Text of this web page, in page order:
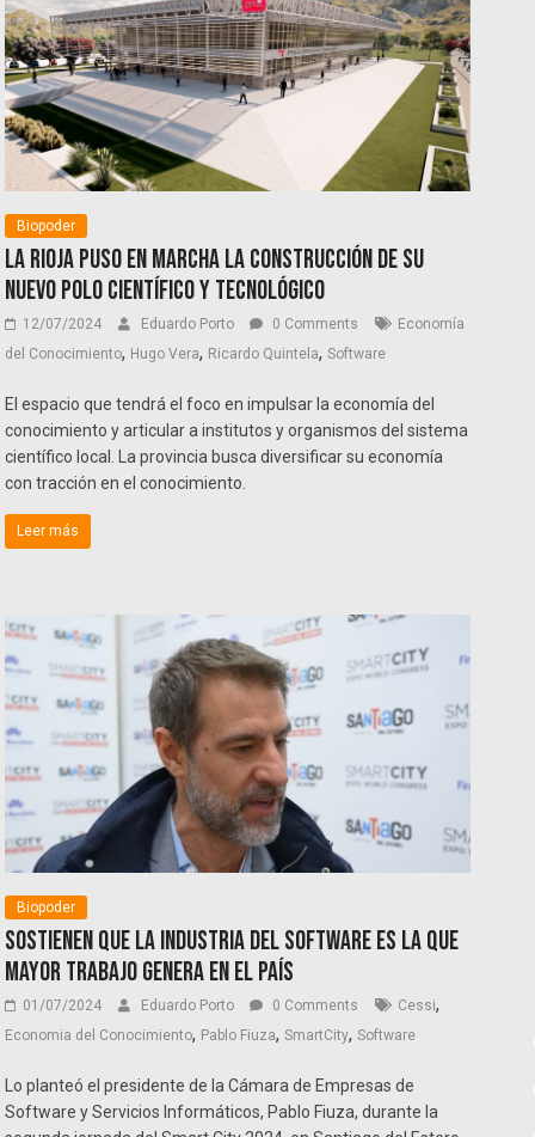
Biopoder
La Rioja puso en marcha la construcción de su
nuevo Polo Científico y Tecnológico
12/07/2024 Eduardo Porto 0 Comments
Economía
del Conocimiento, Hugo Vera, Ricardo Quintela,Software
El espacio que tendrá el foco en impulsar la economía del
conocimiento y articular a institutos y organismos del sistema
científico local. La provincia busca diversificar su economía
con tracción en el conocimiento.
Leer más
Biopoder
Sostienen que la industria del software es la que
mayor trabajo genera en el país
01/07/2024 Eduardo Porto 0 Comments Cessi,
Economia del Conocimiento, Pablo Fiuza,SmartCity,Software
Lo planteó el presidente de la Cámara de Empresas de
Software y Servicios Informáticos, Pablo Fiuza, durante la